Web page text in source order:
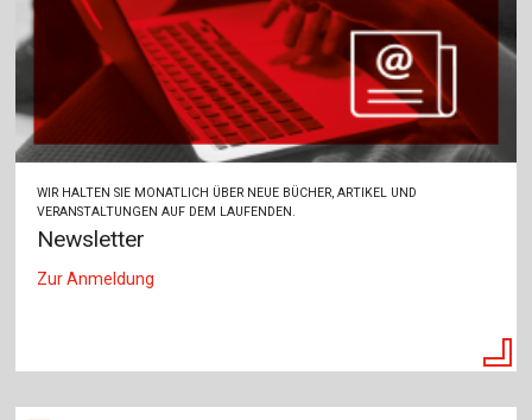
WIR HALTEN SIE MONATLICH ÜBER NEUE BÜCHER, ARTIKEL UND
VERANSTALTUNGEN AUF DEM LAUFENDEN.
Newsletter
Zur Anmeldung